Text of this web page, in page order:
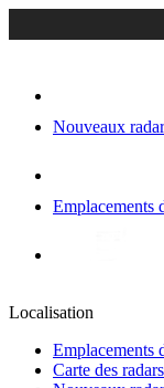
Nouveaux
Emplacements
Localisation
Emplacements
Carte des radars